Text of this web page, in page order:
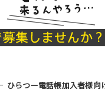
ひらつー電話帳加入者様向